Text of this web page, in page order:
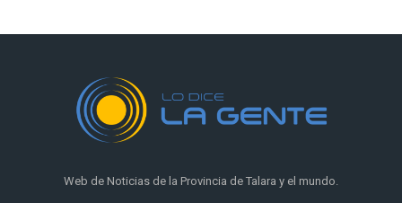
Web de Noticias de la Provincia de Talara y el mundo.